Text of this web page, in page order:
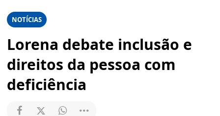
NOTÍCIAS
Lorena debate inclusão e
direitos da pessoa com
deficiência